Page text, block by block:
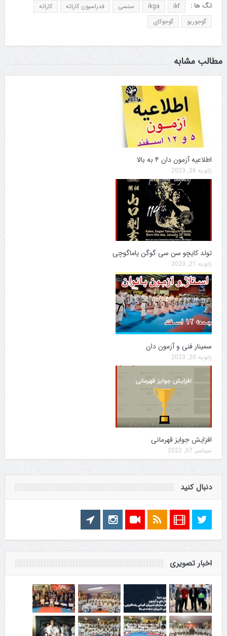
تگ ها : ikf
ikga سنسی فدراسیون کاراته
کاراته
گوجوریو
گوجوکای
مطالب مشابه
اطلاعیه آزمون دان ۴ به بالا
ژانویه 26, 2023
تولد کایچو سن سی گوگن یاماگوچی
ژانویه 21, 2023
سمینار فنی و آزمون دان
ژانویه 20, 2023
افزایش جوایز قهرمانی
سپتامبر 07, 2022
دنبال کنید
اخبار تصویری